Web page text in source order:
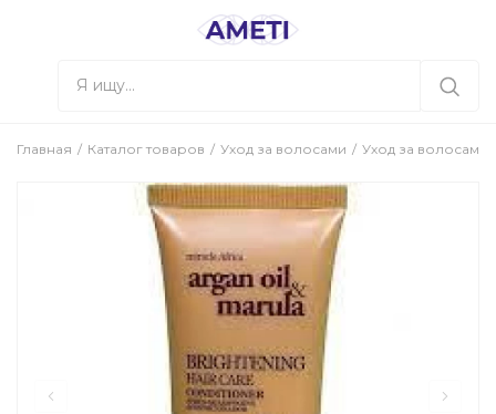
Главная Каталог товаров Уход за волосами Уход за волосами